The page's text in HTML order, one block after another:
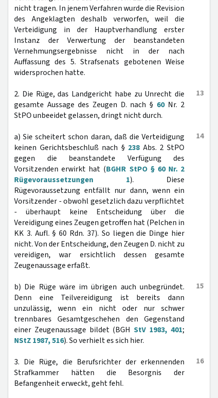
nicht tragen. In jenem Verfahren wurde die Revision
des Angeklagten deshalb verworfen, weil die
Verteidigung in der Hauptverhandlung erster
Instanz der Verwertung der beanstandeten
Vernehmungsergebnisse nicht in der nach
Auffassung des 5. Strafsenats gebotenen Weise
widersprochen hatte.
13
2. Die Rüge, das Landgericht habe zu Unrecht die
gesamte Aussage des Zeugen D. nach § 60Nr. 2
StPO unbeeidet gelassen, dringt nicht durch.
14
a) Sie scheitert schon daran, daß die Verteidigung
keinen Gerichtsbeschluß nach § 238 Abs. 2 StPO
gegen die beanstandete Verfügung des
Vorsitzenden erwirkt hat (BGHR StPO § 60 Nr. 2
Rügevoraussetzungen 1). Diese
Rügevoraussetzung entfällt nur dann, wenn ein
Vorsitzender - obwohl gesetzlich dazu verpflichtet
- überhaupt keine Entscheidung über die
Vereidigung eines Zeugen getroffen hat (Pelchen in
KK 3. Aufl. § 60 Rdn. 37). So liegen die Dinge hier
nicht. Von der Entscheidung, den Zeugen D. nicht zu
vereidigen, war ersichtlich dessen gesamte
Zeugenaussage erfaßt.
15
b) Die Rüge wäre im übrigen auch unbegründet.
Denn eine Teilvereidigung ist bereits dann
unzulässig, wenn ein nicht oder nur schwer
trennbares Gesamtgeschehen den Gegenstand
einer Zeugenaussage bildet (BGHStV 1983, 401;
NStZ 1987, 516). So verhielt es sich hier.
16
3. Die Rüge, die Berufsrichter der erkennenden
Strafkammer hätten die Besorgnis der
Befangenheit erweckt, geht fehl.